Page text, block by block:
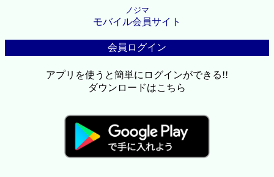
ノジマ
モバイル会員サイト
会員ログイン
アプリを使うと簡単にログインができる!!
ダウンロードはこちら